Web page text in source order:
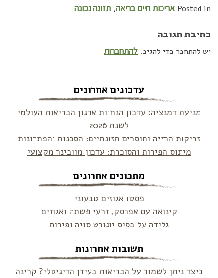
Posted in אריכות חיים בריאה, תזונה נכונה
כתיבת תגובה
יש להתחבר כדי להגיב. להתחברות
עדכונים אחרונים
מניעת דמנציה: עדכון הנחיות ארגון הבריאות העולמי
לשנת 2026
זריקות הרזיה וחוסרים תזונתיים: הסכנות והפתרונות
מיתוס הפירות והסוכרת: עדכון מוובינר מקצועי
מתכונים אחרונים
פסטו אגוזים טבעוני
קינואה עם אפרסק, זרעי פשתה ואגוזים
גלידה על בסיס יוגורט סויה ופירות
תשובות אחרונות
כיצד ניתן לשמור על הבריאות בעידן הדיגיטלי? קרינה